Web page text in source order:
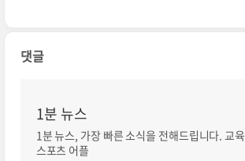
댓글
1분 뉴스
1분 뉴스, 가장 빠른 소식을 전해드립니다. 교육
스포츠 어플